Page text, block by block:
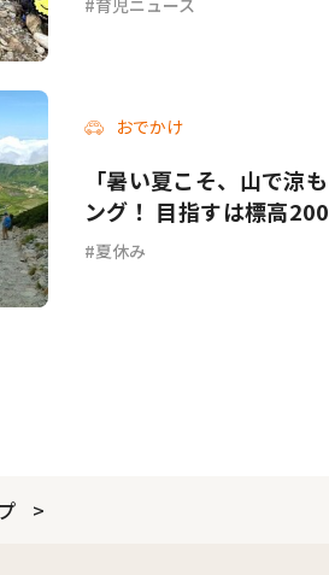
育児ニュース
おでかけ
「暑い夏こそ、山で涼
ング！ 目指すは標高
夏休み